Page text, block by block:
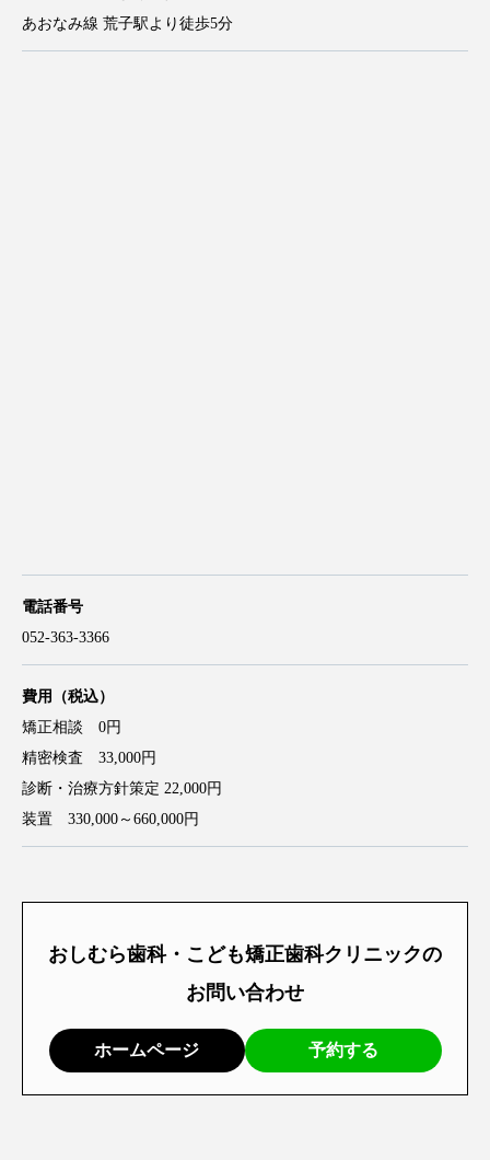
あおなみ線 荒子駅より徒歩5分
電話番号
052-363-3366
費用（税込）
矯正相談 0円
精密検査 33,000円
診断・治療方針策定 22,000円
装置 330,000～660,000円
おしむら歯科・こども矯正歯科クリニックの
お問い合わせ
ホームページ 予約する